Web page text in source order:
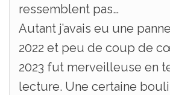
ressemblent pas…
Autant j’avais eu une
2022 et peu de coup de
2023 fut merveilleuse en
lecture. Une certaine